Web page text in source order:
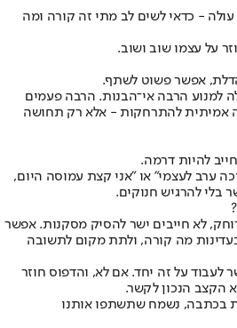
- כדאי לשים לב מתי זה קורה ומה
על עצמו שוב ושוב.
אפשר פשוט לשתף.
למנוע הרבה אי־הבנות. הרבה פעמים
אמיתית להתרחקות - אלא רק תחושה
להיות דרמה.
ערב לעצמי" או "אני קצת עמוסה היום,
בלי להרגיש חנוקים.
לא חייבים ישר להסיק מסקנות. אפשר
מה קורה, ולתת מקום לתשובה
על זה יחד. אם לא, והדפוס חוזר
הקצב הנכון לקשר.
בכתבה, נשמח שתשתפו אותנו